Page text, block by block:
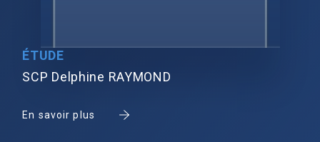
ÉTUDE
SCP Delphine RAYMOND
En savoir plus